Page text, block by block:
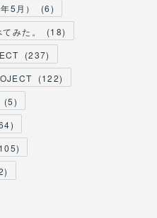
5月）
(6)
みた。
(18)
(237)
(122)
(5)
)
105)
)